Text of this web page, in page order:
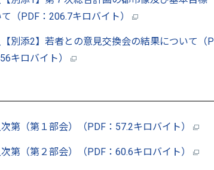
（PDF：206.7キロバイト）
別添2】若者との意見交換会の結果について（P
キロバイト）
第（第１部会）（PDF：57.2キロバイト）
第（第２部会）（PDF：60.6キロバイト）